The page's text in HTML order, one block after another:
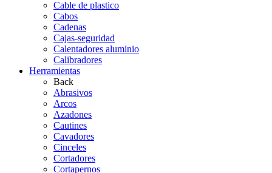
Cable de plastico
Cabos
Cadenas
Cajas-seguridad
Calentadores aluminio
Calibradores
Herramientas
Back
Abrasivos
Arcos
Azadones
Cautines
Cavadores
Cinceles
Cortadores
Cortapernos